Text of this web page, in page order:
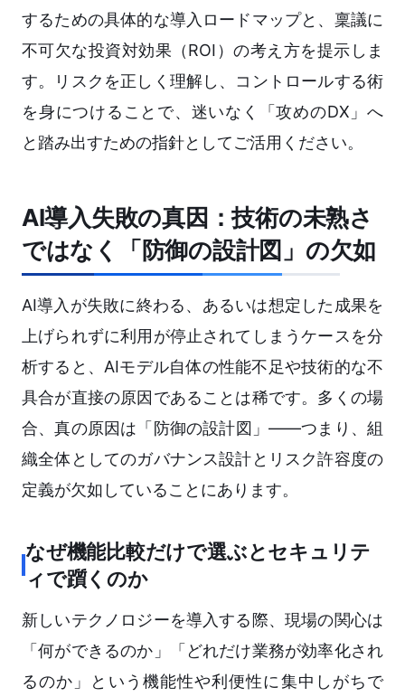
するための具体的な導入ロードマップと、稟議に
不可欠な投資対効果（ROI）の考え方を提示しま
す。リスクを正しく理解し、コントロールする術
を身につけることで、迷いなく「攻めのDX」へ
と踏み出すための指針としてご活用ください。
AI導入失敗の真因：技術の未熟さ
ではなく「防御の設計図」の欠如
AI導入が失敗に終わる、あるいは想定した成果を
上げられずに利用が停止されてしまうケースを分
析すると、AIモデル自体の性能不足や技術的な不
具合が直接の原因であることは稀です。多くの場
合、真の原因は「防御の設計図」——つまり、組
織全体としてのガバナンス設計とリスク許容度の
定義が欠如していることにあります。
なぜ機能比較だけで選ぶとセキュリテ
ィで躓くのか
新しいテクノロジーを導入する際、現場の関心は
「何ができるのか」「どれだけ業務が効率化され
るのか」という機能性や利便性に集中しがちで